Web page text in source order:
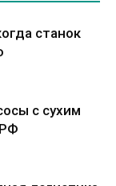
станок
с сухим